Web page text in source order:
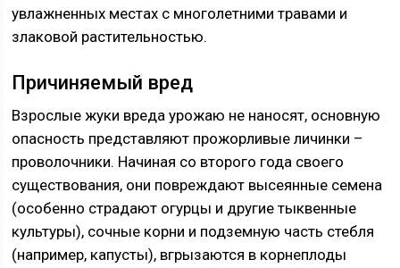
увлажненных местах с многолетними травами и
злаковой растительностью.
Причиняемый вред
Взрослые жуки вреда урожаю не наносят, основную
опасность представляют прожорливые личинки –
проволочники. Начиная со второго года своего
существования, они повреждают высеянные семена
(особенно страдают огурцы и другие тыквенные
культуры), сочные корни и подземную часть стебля
(например, капусты), вгрызаются в корнеплоды